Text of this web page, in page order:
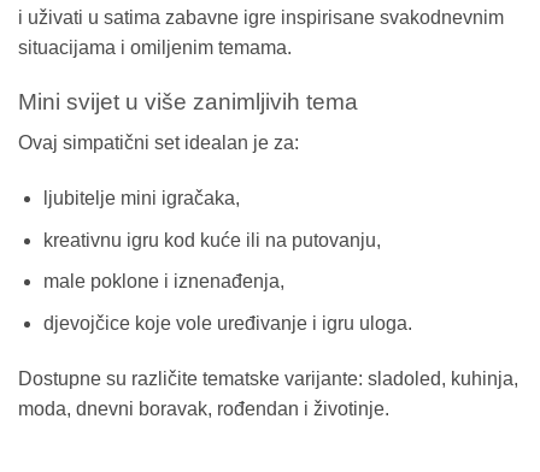
i uživati u satima zabavne igre inspirisane svakodnevnim
situacijama i omiljenim temama.
Mini svijet u više zanimljivih tema
Ovaj simpatični set idealan je za:
ljubitelje mini igračaka,
kreativnu igru kod kuće ili na putovanju,
male poklone i iznenađenja,
djevojčice koje vole uređivanje i igru uloga.
Dostupne su različite tematske varijante: sladoled, kuhinja,
moda, dnevni boravak, rođendan i životinje.